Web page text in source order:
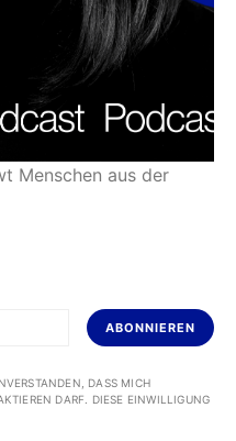
Menschen aus der
ABONNIEREN
DASS MICH
DARF. DIESE EINWILLIGUNG